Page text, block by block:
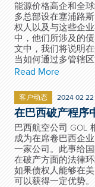
能源价格高企和全
多总部设在塞浦路
权人以及与这些企
中，他们所涉及的
文中，我们将说明
当如何通过多管辖
Read More
客户动态 2024 02 22
在巴西破产程序
巴西航空公司 GOL
成为在席卷巴西企
一家公司。此事给
在破产方面的法律
如果债权人能够在
可以获得一定优势。